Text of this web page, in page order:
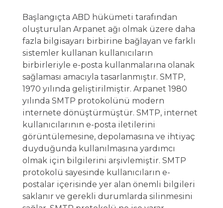
Başlangıçta ABD hükümeti tarafından
oluşturulan Arpanet ağı olmak üzere daha
fazla bilgisayarı birbirine bağlayan ve farklı
sistemler kullanan kullanıcıların
birbirleriyle e-posta kullanmalarına olanak
sağlaması amacıyla tasarlanmıştır. SMTP,
1970 yılında geliştirilmiştir. Arpanet 1980
yılında SMTP protokolünü modern
internete dönüştürmüştür. SMTP, internet
kullanıcılarının e-posta iletilerini
görüntülemesine, depolamasına ve ihtiyaç
duyduğunda kullanılmasına yardımcı
olmak için bilgilerini arşivlemiştir. SMTP
protokolü sayesinde kullanıcıların e-
postalar içerisinde yer alan önemli bilgileri
saklanır ve gerekli durumlarda silinmesini